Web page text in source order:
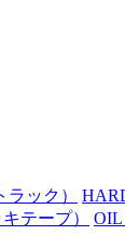
ラック）
キテープ） OIL